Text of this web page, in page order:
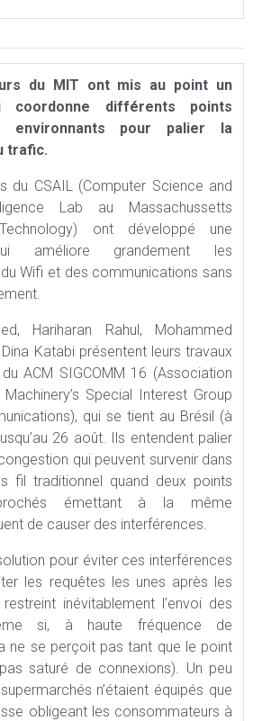
du MIT ont mis au point un
coordonne différents points
environnants pour palier la
trafic.
du CSAIL (Computer Science and
Lab au Massachussetts
ont développé une
améliore grandement les
Wifi et des communications sans
Hariharan Rahul, Mohammed
Katabi présentent leurs travaux
ACM SIGCOMM 16 (Association
Special Interest Group
qui se tient au Brésil (à
26 août. Ils entendent palier
qui peuvent survenir dans
fil traditionnel quand deux points
émettant à la même
de causer des interférences.
pour éviter ces interférences
les requêtes les unes après les
inévitablement l’envoi des
si, à haute fréquence de
ne se perçoit pas tant que le point
pas saturé de connexions). Un peu
n’étaient équipés que
obligeant les consommateurs à